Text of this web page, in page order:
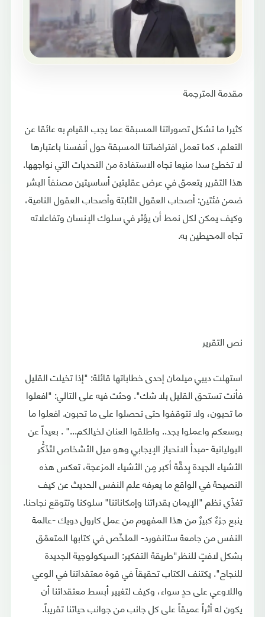
مقدمة المترجمة
كثيرا ما تشكل تصوراتنا المسبقة عما يجب القيام به عائقا عن
التعلم، كما تعمل افتراضاتنا المسبقة حول أنفسنا باعتبارها
لا تخطئ سدا منيعا تجاه الاستفادة من التحديات التي نواجهها.
هذا التقرير يتعمق في عرض عقليتين أساسيتين مصنفاً البشر
ضمن فئتين: أصحاب العقول الثابتة وأصحاب العقول النامية،
وكيف يمكن لكل نمط أن يؤثر في سلوك الإنسان وتفاعلاته
تجاه المحيطين به.
نص التقرير
استهلت ديبي ميلمان إحدى خطاباتها قائلة: "إذا تخيلت القليل
فأنت تستحق القليل بلا شك". وحثت فيه على التالي: "افعلوا
ما تحبون، ولا تتوقفوا حتى تحصلوا على ما تحبون. افعلوا ما
بوسعكم واعملوا بجد.. واطلقوا العنان لخيالكم..." . بعيداً عن
البوليانية -مبدأ الانحياز الإيجابي وهو ميل الأشخاص لتَذَكُّر
الأشياء الجيدة بِدقَّة أكبر مِن الأشياء المزعجة، تعكس هذه
النصيحة في الواقع ما يعرفه علم النفس الحديث عن كيف
تغذّي نظم "الإيمان بقدراتنا وإمكاناتنا" سلوكنا وتتوقع نجاحنا.
ينبع جزءٌ كبيرٌ من هذا المفهوم من عمل كارول دويك -عالمة
النفس من جامعة ستانفورد- الملخّص في كتابها المتعمّق
بشكل لافتٍ للنظر"طريقة التفكير: السيكولوجية الجديدة
للنجاح". يكتنف الكتاب تحقيقاً في قوة معتقداتنا في الوعي
واللاوعي على حدٍ سواء، وكيف لتغيير أبسط معتقداتنا أن
يكون له أثراً عميقاً على كل جانب من جوانب حياتنا تقريباً.